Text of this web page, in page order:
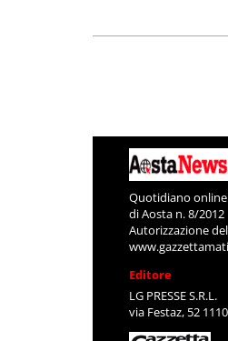
Quotidiano
di Aosta n. 8/2012
Autorizzazione
Editore
LG PRESSE S.R.L.
via Festaz, 52